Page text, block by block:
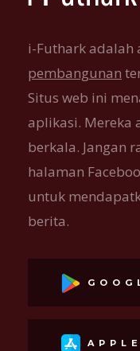
i-Futhark adalah
pembangunan
Situs web ini
aplikasi. Mereka
berkala. Jangan
halaman
untuk
berita.